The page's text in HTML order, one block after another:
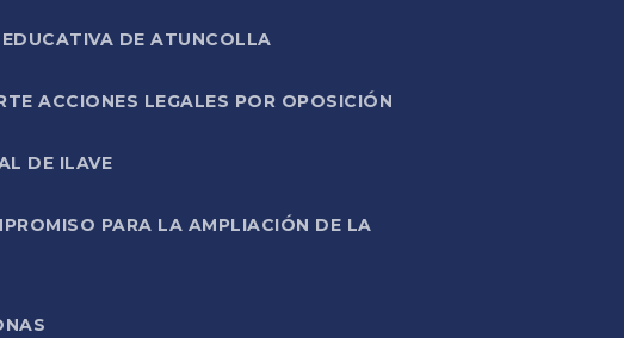
DE ATUNCOLLA
ACCIONES LEGALES POR OPOSICIÓN
DE ILAVE
PARA LA AMPLIACIÓN DE LA